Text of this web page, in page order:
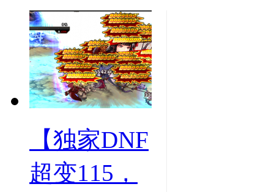
【独家DNF
超变115，